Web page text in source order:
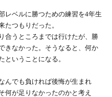
レベルに勝つための練習を4年生
たつもりだった。
合うところまでは行けたが、勝
きなかった。そうなると、何か
ということになる。
んでも負ければ後悔が生まれ
何が足りなかったのかと考え